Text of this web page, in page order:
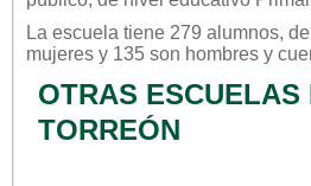
La escuela tiene 279 alumnos,
mujeres y 135 son hombres y
OTRAS ESCUELAS
TORREÓN